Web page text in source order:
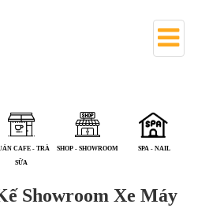
CAFE - TRÀ
SỮA
SHOP - SHOWROOM SPA - NAIL
Showroom Xe Máy